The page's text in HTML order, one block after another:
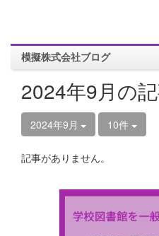
模擬株式会社ブログ
2024年9月の
2024年9月 10件
記事がありません。